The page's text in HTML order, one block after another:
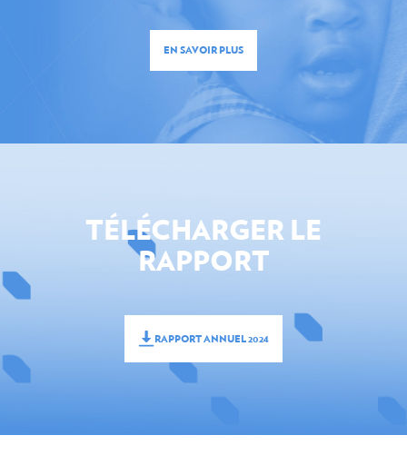
EN SAVOIR PLUS
TÉLÉCHARGER LE
RAPPORT
RAPPORT ANNUEL 2024